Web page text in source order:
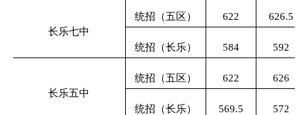
长乐七中
统招（五区） 622 626.5
统招（长乐） 584 592
长乐五中
统招（五区） 622 626
统招（长乐） 569.5 572